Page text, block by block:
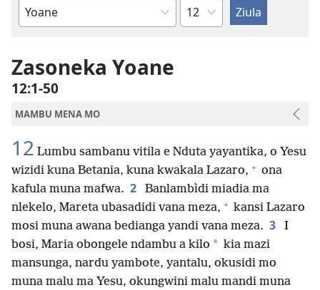
Bible
Kapu
Zasoneka Yoane
12:1-50
MAMBU MENA MO
12 Lumbu sambanu vitila e Nduta yayantika, o Yesu
wizidi kuna Betania, kuna kwakala Lazaro, + ona
kafula muna mafwa. 2
Banlambìdi miadia ma
nlekelo, Mareta ubasadidi vana meza, + kansi Lazaro
mosi muna awana bedianga yandi vana meza. 3
I
bosi, Maria obongele ndambu a kilo * kia mazi
mansunga, nardu yambote, yantalu, okusidi mo
muna malu ma Yesu, okungwini malu mandi muna